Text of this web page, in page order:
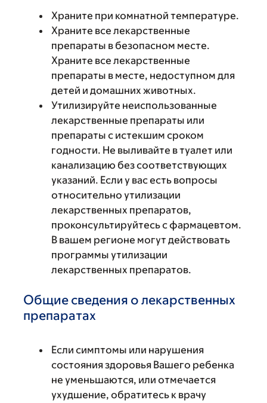
Храните при комнатной температуре.
Храните все лекарственные
препараты в безопасном месте.
Храните все лекарственные
препараты в месте, недоступном для
детей и домашних животных.
Утилизируйте неиспользованные
лекарственные препараты или
препараты с истекшим сроком
годности. Не выливайте в туалет или
канализацию без соответствующих
указаний. Если у вас есть вопросы
относительно утилизации
лекарственных препаратов,
проконсультируйтесь с фармацевтом.
В вашем регионе могут действовать
программы утилизации
лекарственных препаратов.
Общие сведения о лекарственных
препаратах
Если симптомы или нарушения
состояния здоровья Вашего ребенка
не уменьшаются, или отмечается
ухудшение, обратитесь к врачу